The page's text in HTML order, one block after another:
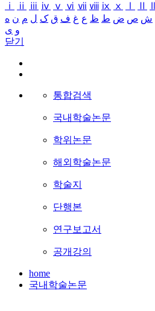
ⅰ
ⅱ ⅲ ⅳ ⅴ ⅵ ⅶ ⅷ ⅸ ⅹ
ش ص ض ط ظ ع غ ف ق ک ل م ن ه
و ی
닫기
통합검색
국내학술논문
학위논문
해외학술논문
학술지
단행본
연구보고서
공개강의
home
국내학술논문